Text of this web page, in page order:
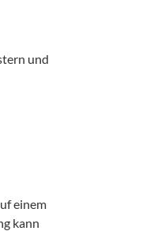
und
einem
kann